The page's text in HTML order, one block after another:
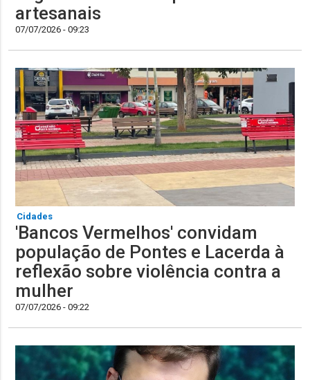
artesanais
07/07/2026 - 09:23
Cidades
'Bancos Vermelhos' convidam
população de Pontes e Lacerda à
reflexão sobre violência contra a
mulher
07/07/2026 - 09:22